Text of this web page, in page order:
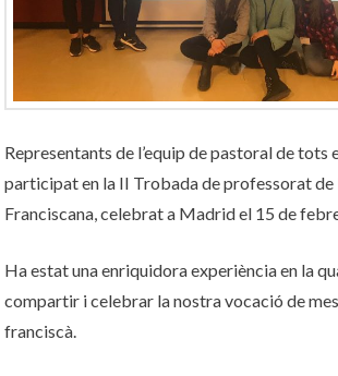
Representants de l’equip de pastoral de tots
participat en la II Trobada de professorat de
Franciscana, celebrat a Madrid el 15 de
Ha estat una enriquidora experiència en la
compartir i celebrar la nostra vocació de
franciscà.